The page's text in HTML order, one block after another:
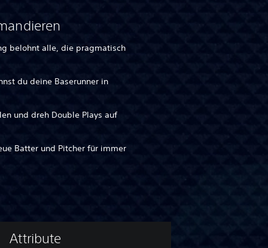
belohnt alle, die pragmatisch
du deine Baserunner in
und dreh Double Plays auf
Batter und Pitcher für immer
Attribute